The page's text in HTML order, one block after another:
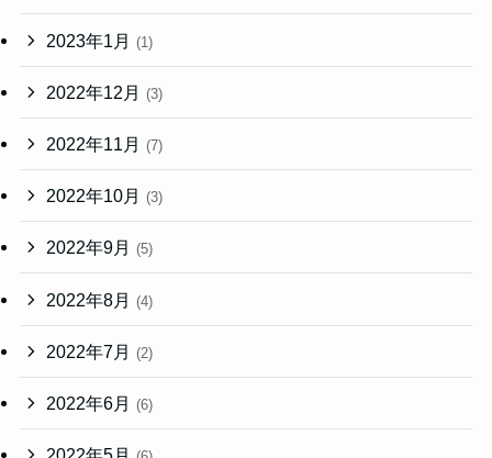
2023年1月 (1)
2022年12月 (3)
2022年11月 (7)
2022年10月 (3)
2022年9月 (5)
2022年8月 (4)
2022年7月 (2)
2022年6月 (6)